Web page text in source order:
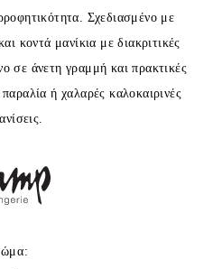
Σχεδιασμένο με
κοντά μανίκια με διακριτικές
σε άνετη γραμμή και πρακτικές
ή χαλαρές καλοκαιρινές
: